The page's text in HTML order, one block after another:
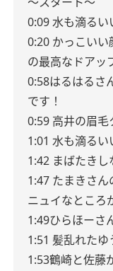
0:09 水も滴る
0:20 かっこい
の最高なドアッ
0:58はるはるさ
です！
0:59 高井の眉毛
1:01 水も滴る
1:42 まばたき
1:47 たまきさ
ニュイなところ
1:49ひらほーさ
1:51 髪乱れた
1:53鶴崎と佐藤